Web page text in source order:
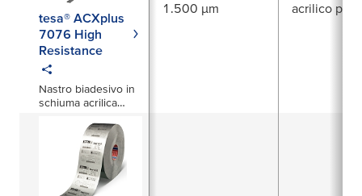
tesa® ACXplus
7076 High
Resistance
Nastro biadesivo in
schiuma acrilica
1.500 µm acrilico puro